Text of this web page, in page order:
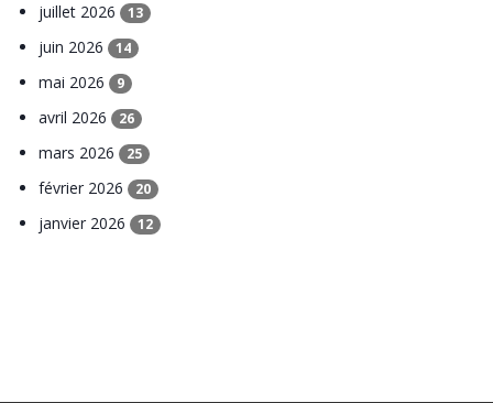
juillet 2026 13
juin 2026 14
mai 2026 9
avril 2026 26
mars 2026 25
février 2026 20
janvier 2026 12